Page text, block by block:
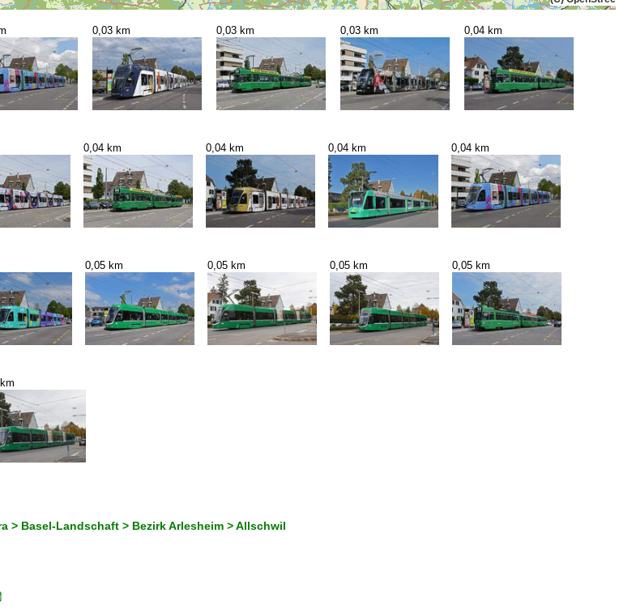
0,03 km 0,03 km 0,03 km 0,04 km
0,04 km 0,04 km 0,04 km 0,04 km
0,05 km 0,05 km 0,05 km 0,05 km
> Basel-Landschaft > Bezirk Arlesheim > Allschwil